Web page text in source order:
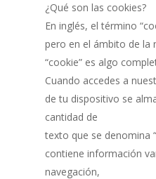
¿Qué son las cookies?
En inglés, el término
pero en el ámbito de la
“cookie” es algo
Cuando accedes a
de tu dispositivo se
cantidad de
texto que se denomina
contiene información
navegación,